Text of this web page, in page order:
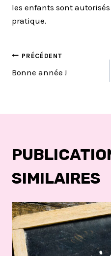
les enfants sont
pratique.
NAVIGATION
PRÉCÉDENT
Bonne année !
SIMILAIRES